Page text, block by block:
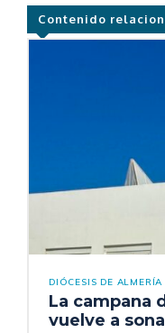
Contenido
DIÓCESIS DE ALMERÍA
La campana
vuelve a